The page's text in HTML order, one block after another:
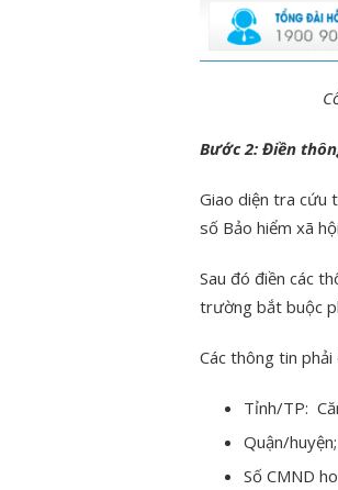
Bước 2: Điền
Giao diện tra cứu
số Bảo hiểm xã
Sau đó điền các
trường bắt buộc
Các thông tin phải
Tỉnh/TP:
Quận/
Số CMND